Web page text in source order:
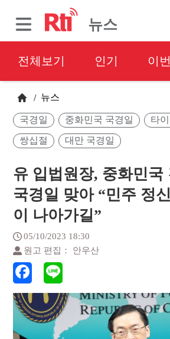
뉴스
전체보기 인기 이
/ 뉴스
국경일 중화민국 국경일 타
쌍십절 대만 국경일
유 입법원장, 중화민국
국경일 맞아 “민주 정
이 나아가길”
05/10/2023 18:30
원고 편집： 안우산